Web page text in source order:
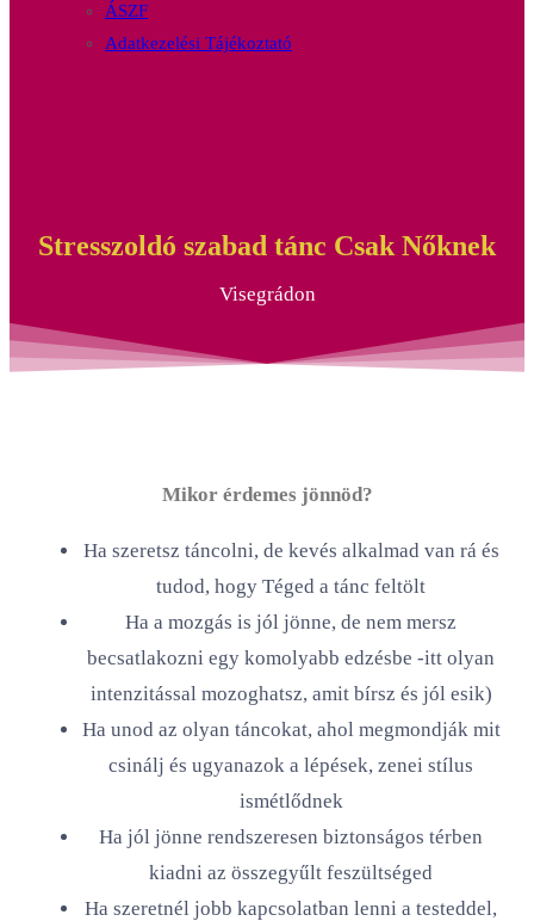
ÁSZF
Adatkezelési Tájékoztató
Stresszoldó szabad tánc Csak Nőknek
Visegrádon
Mikor érdemes jönnöd?
Ha szeretsz táncolni, de kevés alkalmad van rá és
tudod, hogy Téged a tánc feltölt
Ha a mozgás is jól jönne, de nem mersz
becsatlakozni egy komolyabb edzésbe -itt olyan
intenzitással mozoghatsz, amit bírsz és jól esik)
Ha unod az olyan táncokat, ahol megmondják mit
csinálj és ugyanazok a lépések, zenei stílus
ismétlődnek
Ha jól jönne rendszeresen biztonságos térben
kiadni az összegyűlt feszültséged
Ha szeretnél jobb kapcsolatban lenni a testeddel,